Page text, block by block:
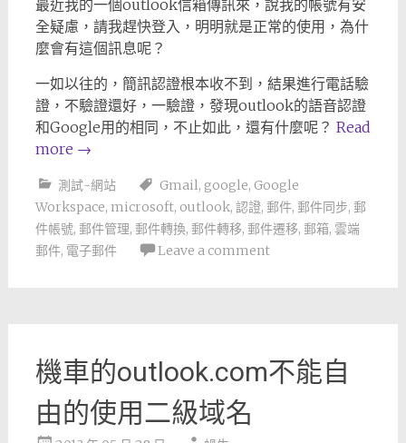
最近我的一個outlook信箱傳訊來，說我的帳號有安
全疑慮，請我趕快登入，明明就是正常的使用，為什
麼會有這個訊息呢？
一如以往的，簡訊認證根本收不到，結果進行電話驗
證，不驗證還好，一驗證，發現outlook的語音認證
和Google用的相同，不止如此，還有什麼呢？ Read
more →
測試-網站 Gmail, google, Google
Workspace, microsoft, outlook, 認證, 郵件, 郵件同步, 郵
件帳號, 郵件管理, 郵件轉換, 郵件轉移, 郵件遷移, 郵箱, 雲端
郵件, 電子郵件 Leave a comment
機車的outlook.com不能自
由的使用二級域名